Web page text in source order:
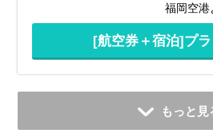
福岡空港
[航空券＋宿泊]プ
もっと見